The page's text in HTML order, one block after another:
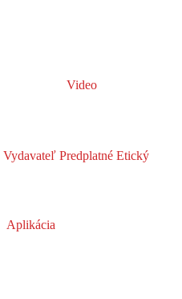
Video
Vydavateľ Predplatné Etický
Aplikácia